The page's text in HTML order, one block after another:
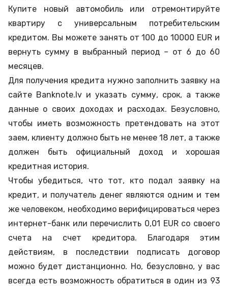
Купите новый автомобиль или отремонтируйте
квартиру с универсальным потребительским
кредитом. Вы можете занять от 100 до 10000 EUR и
вернуть сумму в выбранный период – от 6 до 60
месяцев.
Для получения кредита нужно заполнить заявку на
сайте Banknote.lv и указать сумму, срок, а также
данные о своих доходах и расходах. Безусловно,
чтобы иметь возможность претендовать на этот
заем, клиенту должно быть не менее 18 лет, а также
должен быть официальный доход и хорошая
кредитная история.
Чтобы убедиться, что тот, кто подал заявку на
кредит, и получатель денег являются одним и тем
же человеком, необходимо верифицироваться через
интернет-банк или перечислить 0,01 EUR со своего
счета на счет кредитора. Благодаря этим
действиям, в последствии подписать договор
можно будет дистанционно. Но, безусловно, у вас
всегда есть возможность обратиться в один из 93